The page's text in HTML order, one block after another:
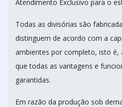
Atendimento Exclusivo para o
Todas as divisórias são
distinguem de acordo com a
ambientes por completo, isto é,
que todas as vantagens e
garantidas.
Em razão da produção sob